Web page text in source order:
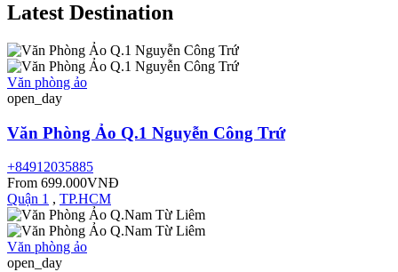
Latest Destination
Văn phòng ảo
open_day
Văn Phòng Ảo Q.1 Nguyễn Công Trứ
+84912035885
From 699.000VNĐ
Quận 1 , TP.HCM
Văn phòng ảo
open_day